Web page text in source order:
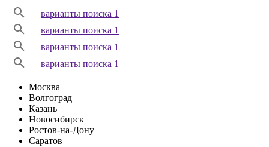
варианты поиска 1
варианты поиска 1
варианты поиска 1
варианты поиска 1
Москва
Волгоград
Казань
Новосибирск
Ростов-на-Дону
Саратов